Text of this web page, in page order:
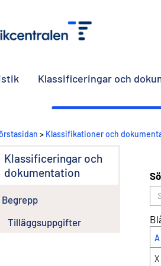
Klassificeringar och
> Klassifikationer och
Klassificeringar och
dokumentation
Begrepp
Tilläggsuppgifter
A
X